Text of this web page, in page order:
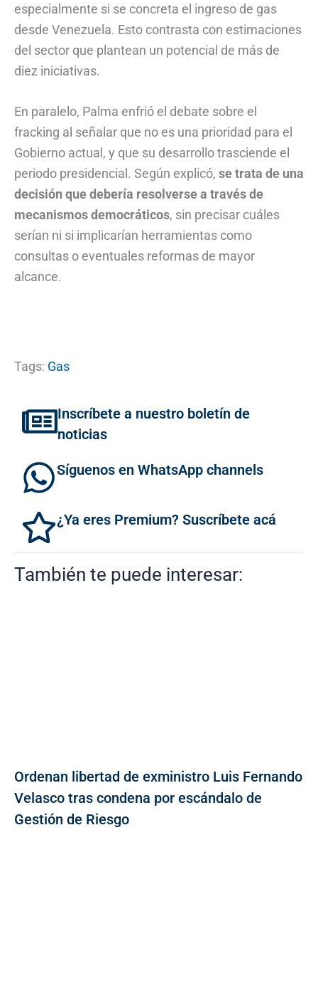
especialmente si se concreta el ingreso de gas
desde Venezuela. Esto contrasta con estimaciones
del sector que plantean un potencial de más de
diez iniciativas.
En paralelo, Palma enfrió el debate sobre el
fracking al señalar que no es una prioridad para el
Gobierno actual, y que su desarrollo trasciende el
periodo presidencial. Según explicó, se trata de una
decisión que debería resolverse a través de
mecanismos democráticos, sin precisar cuáles
serían ni si implicarían herramientas como
consultas o eventuales reformas de mayor
alcance.
Tags: Gas
Inscríbete a nuestro boletín de
noticias
Síguenos en WhatsApp channels
¿Ya eres Premium? Suscríbete acá
También te puede interesar:
Ordenan libertad de exministro Luis Fernando
Velasco tras condena por escándalo de
Gestión de Riesgo